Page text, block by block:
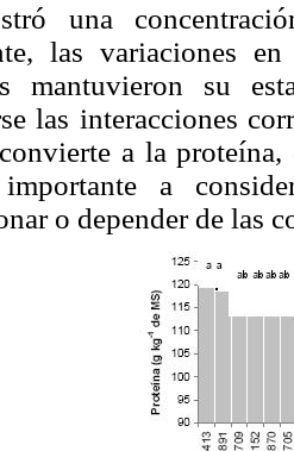
una
las variaciones
mantuvieron su
las interacciones
a la
importante a
o depender de las